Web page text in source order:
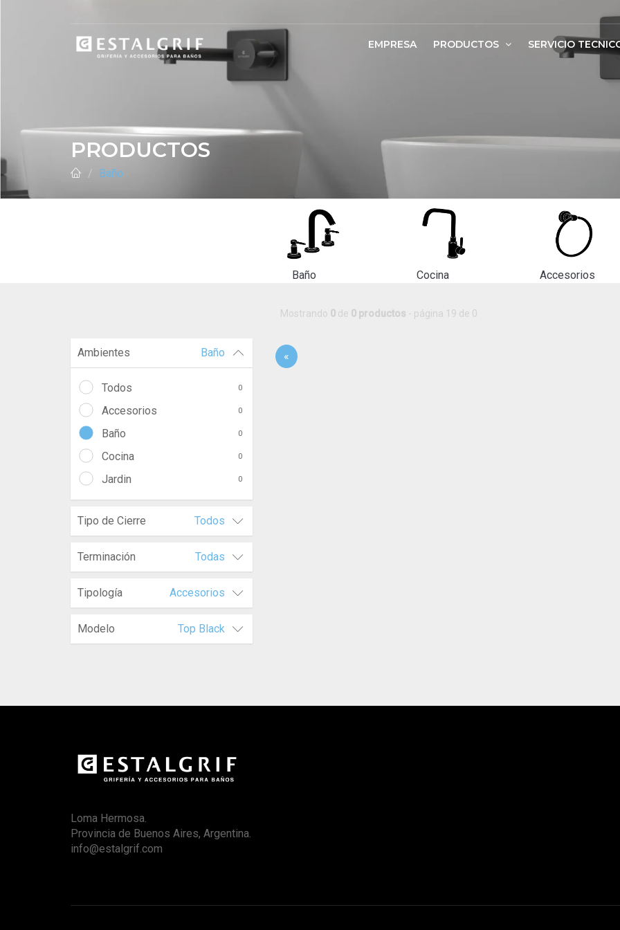
EMPRESA PRODUCTOS SERVICIO
PRODUCTOS
Baño
Baño Cocina Accesorios
Ambientes Baño
Todos 0
Accesorios 0
Baño 0
Cocina 0
Jardin 0
Tipo de Cierre Todos
Terminación Todas
Tipología Accesorios
Modelo Top Black
Mostrando 0de 0 productos - página 19 de 0
«
Loma Hermosa.
Provincia de Buenos Aires, Argentina.
info@estalgrif.com